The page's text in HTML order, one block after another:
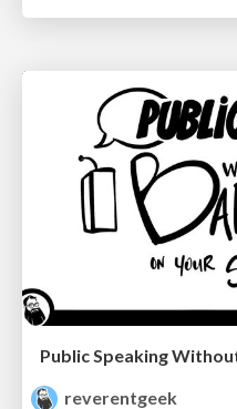
reverentgeek